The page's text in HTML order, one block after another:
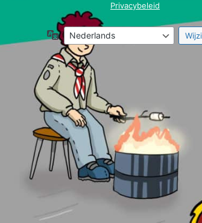
Privacybeleid
Taal